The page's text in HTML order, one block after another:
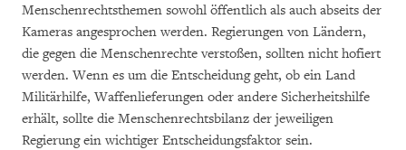
Menschenrechtsthemen sowohl öffentlich als auch abseits der
Kameras angesprochen werden. Regierungen von Ländern,
die gegen die Menschenrechte verstoßen, sollten nicht hofiert
werden. Wenn es um die Entscheidung geht, ob ein Land
Militärhilfe, Waffenlieferungen oder andere Sicherheitshilfe
erhält, sollte die Menschenrechtsbilanz der jeweiligen
Regierung ein wichtiger Entscheidungsfaktor sein.